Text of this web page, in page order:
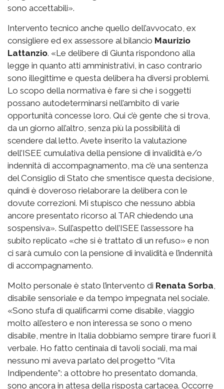
sono accettabili».
Intervento tecnico anche quello dell’avvocato, ex
consigliere ed ex assessore al bilancio Maurizio
Lattanzio. «Le delibere di Giunta rispondono alla
legge in quanto atti amministrativi, in caso contrario
sono illegittime e questa delibera ha diversi problemi.
Lo scopo della normativa è fare sì che i soggetti
possano autodeterminarsi nell’ambito di varie
opportunità concesse loro. Qui c’è gente che si trova,
da un giorno all’altro, senza più la possibilità di
scendere dal letto. Avete inserito la valutazione
dell’ISEE cumulativa della pensione di invalidità e/o
indennità di accompagnamento, ma c’è una sentenza
del Consiglio di Stato che smentisce questa decisione,
quindi è doveroso rielaborare la delibera con le
dovute correzioni. Mi stupisco che nessuno abbia
ancore presentato ricorso al TAR chiedendo una
sospensiva». Sull’aspetto dell’ISEE l’assessore ha
subito replicato «che si è trattato di un refuso» e non
ci sarà cumulo con la pensione di invalidità e l’indennità
di accompagnamento.
Molto personale è stato l’intervento di Renata Sorba,
disabile sensoriale e da tempo impegnata nel sociale.
«Sono stufa di qualificarmi come disabile, viaggio
molto all’estero e non interessa se sono o meno
disabile, mentre in Italia dobbiamo sempre tirare fuori il
verbale. Ho fatto centinaia di tavoli sociali, ma mai
nessuno mi aveva parlato del progetto “Vita
Indipendente”: a ottobre ho presentato domanda,
sono ancora in attesa della risposta cartacea. Occorre